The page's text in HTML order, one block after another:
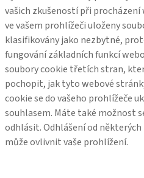
vašich zkušeností při procházení
ve vašem prohlížeči uloženy
klasifikovány jako nezbytné,
fungování základních funkcí
soubory cookie třetích stran,
pochopit, jak tyto webové
cookie se do vašeho prohlížeče
souhlasem. Máte také možnost
odhlásit. Odhlášení od
může ovlivnit vaše prohlížení.